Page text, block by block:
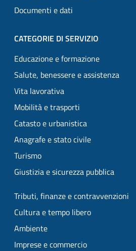
Documenti e dati
CATEGORIE DI SERVIZIO
Educazione e formazione
Salute, benessere e assistenza
Vita lavorativa
Mobilità e trasporti
Catasto e urbanistica
Anagrafe e stato civile
Turismo
Giustizia e sicurezza pubblica
Tributi, finanze e contravvenzioni
Cultura e tempo libero
Ambiente
Imprese e commercio